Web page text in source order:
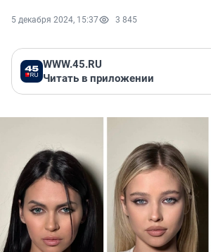
5 декабря 2024, 15:37 3 845
WWW.45.RU
Читать в приложении